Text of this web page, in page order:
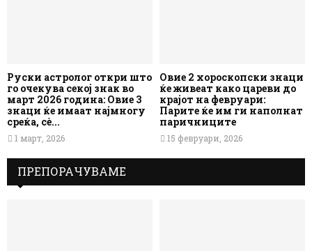
Руски астролог откри што
го очекува секој знак во
март 2026 година: Овие 3
знаци ќе имаат најмногу
среќа, сè...
1 март, 2026
Овие 2 хороскопски знаци
ќе живеат како цареви до
крајот на февруари:
Парите ќе им ги наполнат
паричниците
15 февруари, 2026
ПРЕПОРАЧУВАМЕ